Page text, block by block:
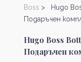
Boss > Hugo
Подаръчен
Hugo Boss
Подаръчен